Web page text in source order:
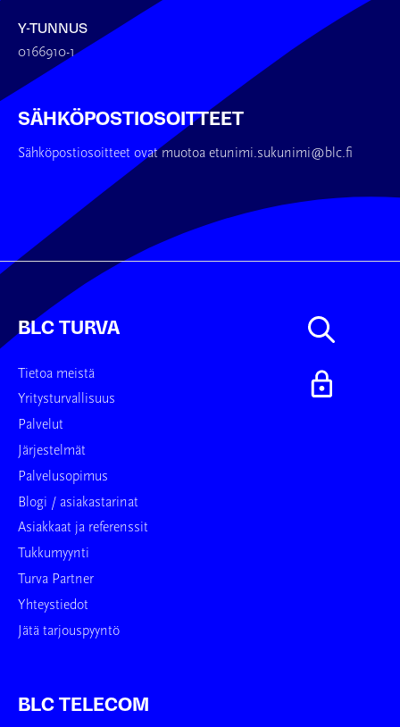
Y-TUNNUS
0166910-1
SÄHKÖPOSTIOSOITTEET
Sähköpostiosoitteet ovat muotoa etunimi.sukunimi@blc.fi
BLC TURVA
Tietoa meistä
Yritysturvallisuus
Palvelut
Järjestelmät
Palvelusopimus
Blogi / asiakastarinat
Asiakkaat ja referenssit
Tukkumyynti
Turva Partner
Yhteystiedot
Jätä tarjouspyyntö
BLC TELECOM